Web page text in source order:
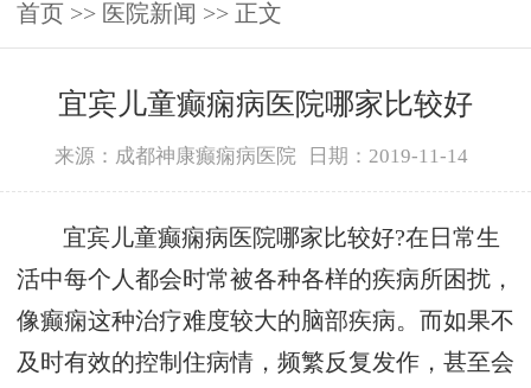
首页 >> 医院新闻 >> 正文
宜宾儿童癫痫病医院哪家比较好
来源：成都神康癫痫病医院 日期：2019-11-14
宜宾儿童癫痫病医院哪家比较好?在日常生
活中每个人都会时常被各种各样的疾病所困扰，
像癫痫这种治疗难度较大的脑部疾病。而如果不
及时有效的控制住病情，频繁反复发作，甚至会